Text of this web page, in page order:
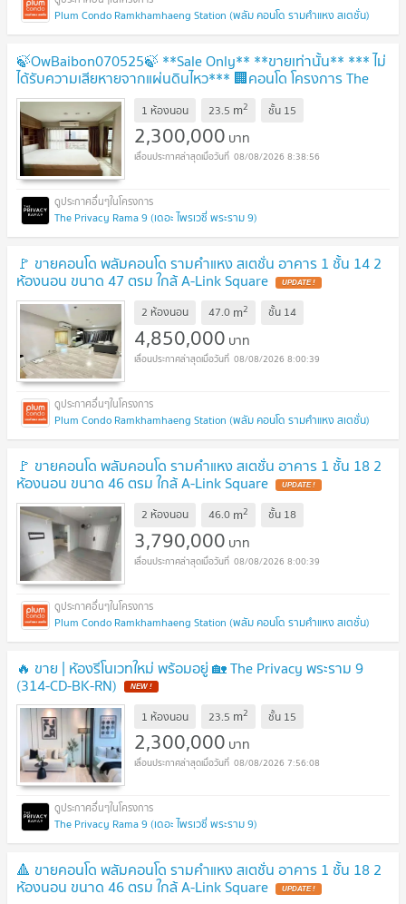
Plum Condo Ramkhamhaeng Station (พลัม คอนโด รามคำแหง สเตชั่น)
🍃OwBaibon070525🍃 **Sale Only** **ขายเท่านั้น** *** ไม่
ได้รับความเสียหายจากแผ่นดินไหว*** 🏢คอนโด โครงการ The
Privacy Rama 9
1 ห้องนอน 23.5 m2 ชั้น 15
2,300,000 บาท
08/08/2026 8:38:56
The Privacy Rama 9 (เดอะ ไพรเวซี่ พระราม 9)
🚩 ขายคอนโด พลัมคอนโด รามคำแหง สเตชั่น อาคาร 1 ชั้น 14 2
ห้องนอน ขนาด 47 ตรม ใกล้ A-Link Square UPDATE !
2 ห้องนอน 47.0 m2 ชั้น 14
4,850,000 บาท
08/08/2026 8:00:39
Plum Condo Ramkhamhaeng Station (พลัม คอนโด รามคำแหง สเตชั่น)
🚩 ขายคอนโด พลัมคอนโด รามคำแหง สเตชั่น อาคาร 1 ชั้น 18 2
ห้องนอน ขนาด 46 ตรม ใกล้ A-Link Square UPDATE !
2 ห้องนอน 46.0 m2 ชั้น 18
3,790,000 บาท
08/08/2026 8:00:39
Plum Condo Ramkhamhaeng Station (พลัม คอนโด รามคำแหง สเตชั่น)
🔥 ขาย | ห้องรีโนเวทใหม่ พร้อมอยู่ 🏡 The Privacy พระราม 9
(314-CD-BK-RN) NEW !
1 ห้องนอน 23.5 m2 ชั้น 15
2,300,000 บาท
08/08/2026 7:56:08
The Privacy Rama 9 (เดอะ ไพรเวซี่ พระราม 9)
🔺 ขายคอนโด พลัมคอนโด รามคำแหง สเตชั่น อาคาร 1 ชั้น 18 2
ห้องนอน ขนาด 46 ตรม ใกล้ A-Link Square UPDATE !